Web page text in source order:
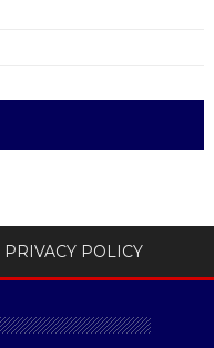
PRIVACY POLICY